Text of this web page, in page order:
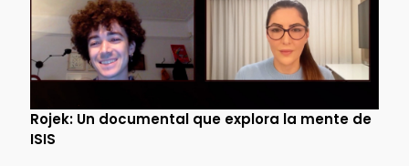
Rojek: Un documental que explora la mente de
ISIS